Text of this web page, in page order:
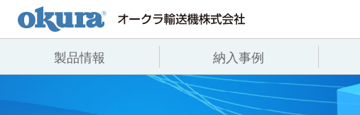
製品情報
製品情報
納入事例
納入事例
会社情報